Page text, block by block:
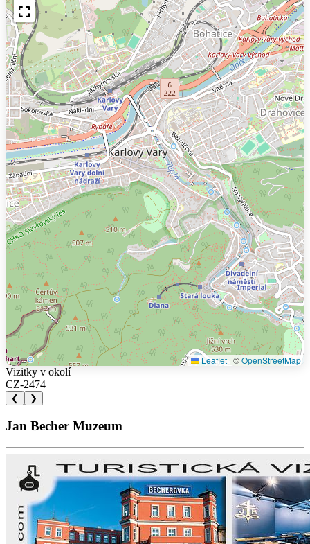
Leaflet | ©OpenStreetMap
Vizitky v okolí
CZ-2474
❮ ❯
Jan Becher Muzeum